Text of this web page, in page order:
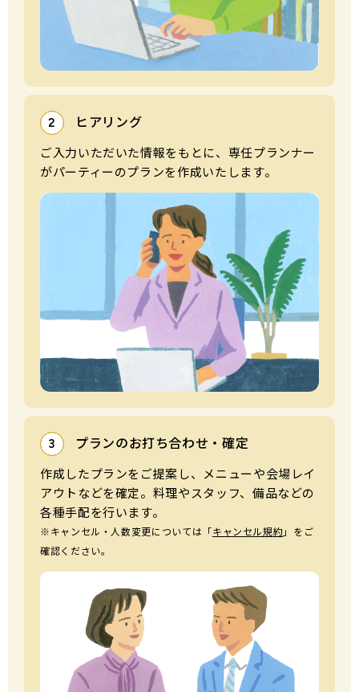
2 ヒアリング
ご⼊⼒いただいた情報をもとに、専任プランナー
がパーティーのプランを作成いたします。
3 プランのお打ち合わせ・確定
作成したプランをご提案し、メニューや会場レイ
アウトなどを確定。料理やスタッフ、備品などの
各種⼿配を⾏います。
※キャンセル・⼈数変更については「キャンセル規約」をご
確認ください。